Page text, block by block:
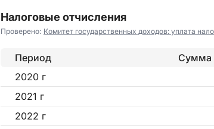
Налоговые отчисления
Проверено: Комитет государственных доходов: уплата
Период Сумма
2020 г
2021 г
2022 г